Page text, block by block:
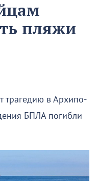
пляжи
трагедию в Архипо-
БПЛА погибли